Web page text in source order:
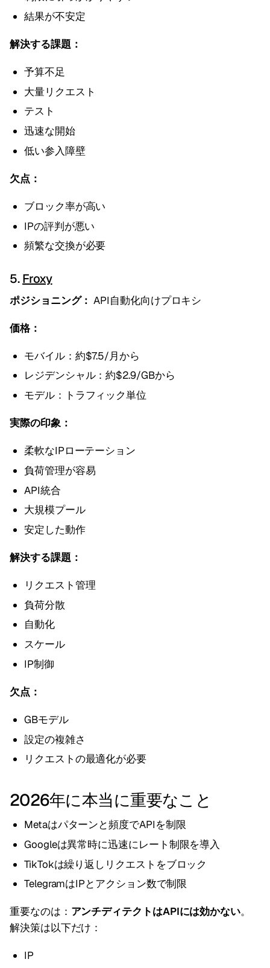
結果が不安定
解決する課題：
予算不足
大量リクエスト
テスト
迅速な開始
低い参入障壁
欠点：
ブロック率が高い
IPの評判が悪い
頻繁な交換が必要
5.Froxy
ポジショニング： API自動化向けプロキシ
価格：
モバイル：約$7.5/月から
レジデンシャル：約$2.9/GBから
モデル：トラフィック単位
実際の印象：
柔軟なIPローテーション
負荷管理が容易
API統合
大規模プール
安定した動作
解決する課題：
リクエスト管理
負荷分散
自動化
スケール
IP制御
欠点：
GBモデル
設定の複雑さ
リクエストの最適化が必要
2026年に本当に重要なこと
Metaはパターンと頻度でAPIを制限
Googleは異常時に迅速にレート制限を導入
TikTokは繰り返しリクエストをブロック
TelegramはIPとアクション数で制限
重要なのは： アンチディテクトはAPIには効かない。
解決策は以下だけ：
IP